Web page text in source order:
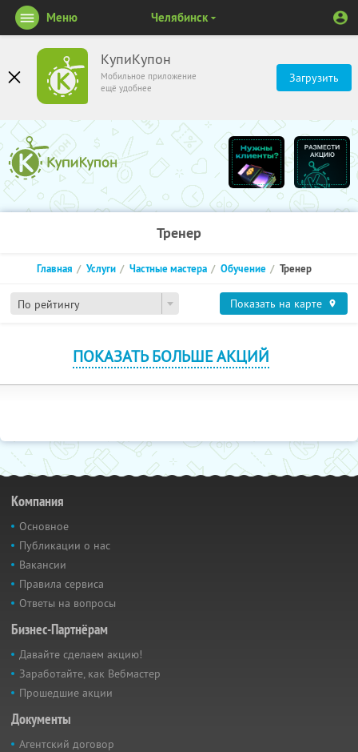
КупиКупон
Мобильное приложение
ещё удобнее
Загрузить
Меню Челябинск
Тренер
По рейтингу
Главная Услуги Частные мастера Обучение Тренер
Показать на карте
ПОКАЗАТЬ БОЛЬШЕ АКЦИЙ
Компания
Основное
Публикации о нас
Вакансии
Правила сервиса
Ответы на вопросы
Бизнес-Партнёрам
Давайте сделаем акцию!
Заработайте, как Вебмастер
Прошедшие акции
Документы
Агентский договор